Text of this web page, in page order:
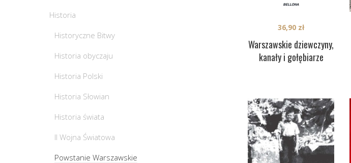
Warszawskie dziewczyny,
kanały i gołębiarze
36,90 zł
Historia
Historyczne Bitwy
Historia obyczaju
Historia Polski
Historia Słowian
Historia świata
II Wojna Światowa
Powstanie Warszawskie